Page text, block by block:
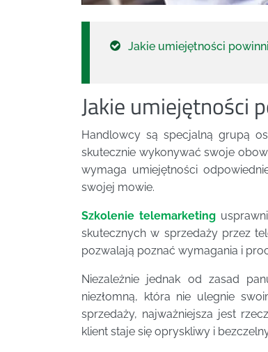
Jakie umiejętności
Jakie umiejętności
Handlowcy są specjalną grupą
skutecznie wykonywać swoje
wymaga umiejętności
swojej mowie.
Szkolenie telemarketing
skutecznych w sprzedaży przez
pozwalają poznać wymagania i
Niezależnie jednak od zasad
niezłomną, która nie ulegnie
sprzedaży, najważniejsza jest
klient staje się opryskliwy i